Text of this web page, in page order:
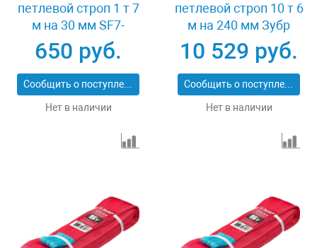
петлевой строп 1 т 7
м на 30 мм SF7-
СТП-1-7
650 руб.
Сообщить о поступлении
Нет в наличии
петлевой строп 10 т 6
м на 240 мм Зубр
43559-10-6
10 529 руб.
Сообщить о поступлении
Нет в наличии